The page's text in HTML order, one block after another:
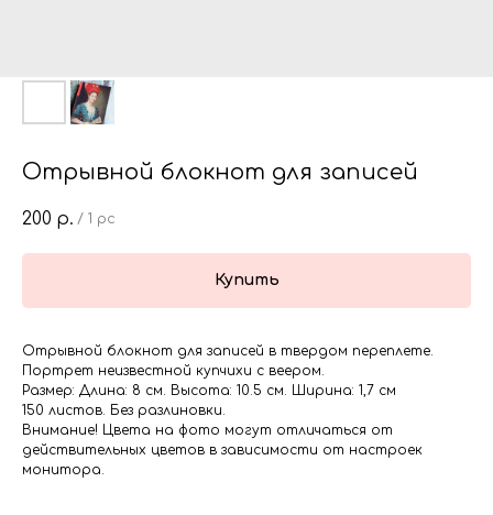
Отрывной блокнот для записей
200 р. / 1 pc
Купить
Отрывной блокнот для записей в твердом переплете.
Портрет неизвестной купчихи с веером.
Размер: Длина: 8 см. Высота: 10.5 см. Ширина: 1,7 см
150 листов. Без разлиновки.
Внимание! Цвета на фото могут отличаться от
действительных цветов в зависимости от настроек
монитора.